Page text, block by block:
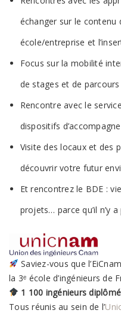
échanger sur le
école/entreprise et
Focus sur la mobilité
de stages et de parcours
Rencontre avec le
dispositifs
Visite des locaux et des
découvrir votre futur
Et rencontrez le BDE :
projets… parce qu’il n’y
Saviez-vous que
la 3ᵉ école d’ingénieurs de
1 100 ingénieurs
Tous réunis au sein de l’